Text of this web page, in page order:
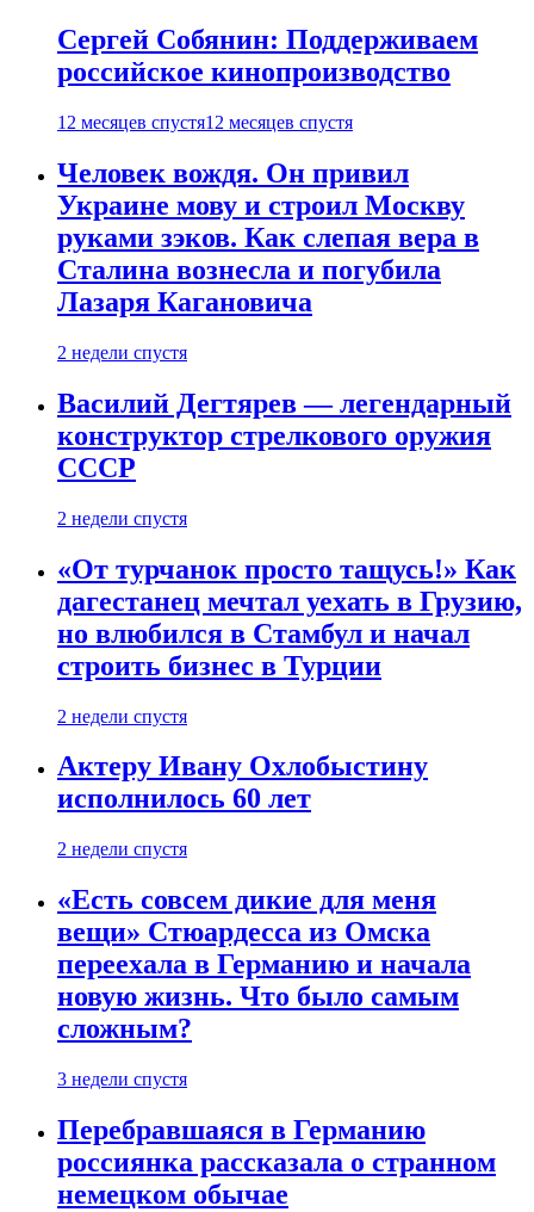
Сергей Собянин: Поддерживаем
российское кинопроизводство
12 месяцев спустя12 месяцев спустя
Человек вождя. Он привил
Украине мову и строил Москву
руками зэков. Как слепая вера в
Сталина вознесла и погубила
Лазаря Кагановича
2 недели спустя
Василий Дегтярев — легендарный
конструктор стрелкового оружия
СССР
2 недели спустя
«От турчанок просто тащусь!» Как
дагестанец мечтал уехать в Грузию,
но влюбился в Стамбул и начал
строить бизнес в Турции
2 недели спустя
Актеру Ивану Охлобыстину
исполнилось 60 лет
2 недели спустя
«Есть совсем дикие для меня
вещи» Стюардесса из Омска
переехала в Германию и начала
новую жизнь. Что было самым
сложным?
3 недели спустя
Перебравшаяся в Германию
россиянка рассказала о странном
немецком обычае